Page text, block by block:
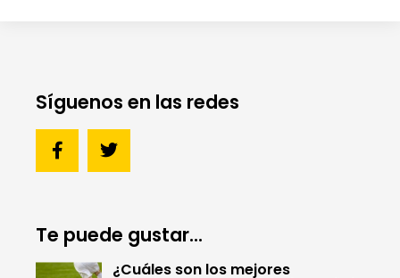
Síguenos en las redes
Te puede gustar...
¿Cuáles son los mejores